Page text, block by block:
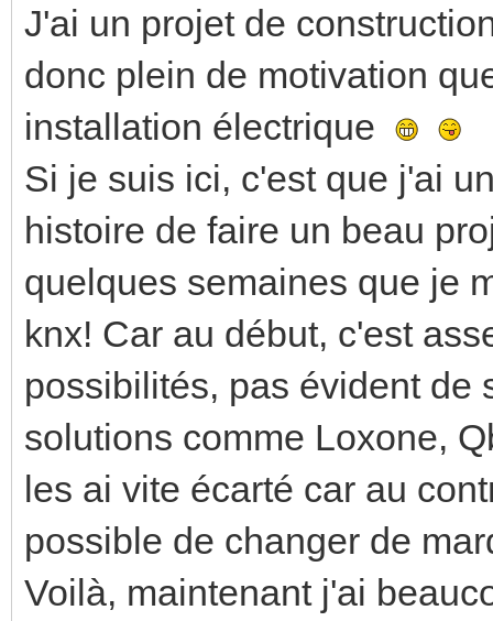
J'ai un projet de
donc plein de motivation
installation électrique
Si je suis ici, c'est que j'ai
histoire de faire un beau
quelques semaines que je
knx! Car au début, c'est
possibilités, pas évident de
solutions comme Loxone,
les ai vite écarté car au
possible de changer de
Voilà, maintenant j'ai